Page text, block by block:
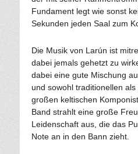
Fundament legt wie sonst
Sekunden jeden Saal zum
Die Musik von Larún ist
dabei jemals gehetzt zu
dabei eine gute Mischung
und sowohl traditionellen
großen keltischen
Band strahlt eine große
Leidenschaft aus, die das
Note an in den Bann zieht.